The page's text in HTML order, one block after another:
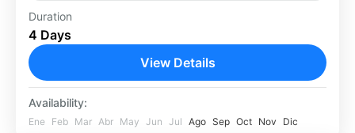
Viví una aventura intensa y condensada en
Marruecos: en solo 4 días desde Ouarzazate
tendrás la oportunidad de conocer oasis, valles
de palmeras, kasbahs milenarias,...
Ouarzazate
Fácil
1 Person
Duration
4 Days
View Details
Availability:
Ene Feb Mar Abr May Jun Jul Ago Sep Oct Nov Dic